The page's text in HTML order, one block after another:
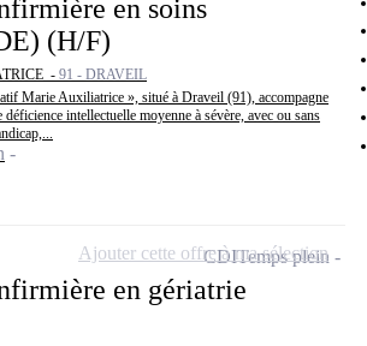
en soins
(H/F)
- 91 - DRAVEIL
Marie Auxiliatrice », situé à Draveil (91), accompagne
déficience intellectuelle moyenne à sévère, avec ou sans
en gériatrie
CDITemps plein
Ajouter cette offre à ma sélection